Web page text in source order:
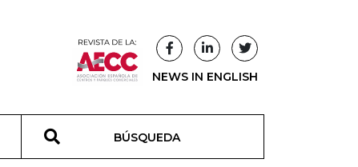
NEWS IN ENGLISH